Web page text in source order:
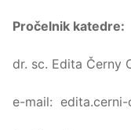
Pročelnik katedre:
dr. sc. Edita Černy
e-mail: edita.cerni-